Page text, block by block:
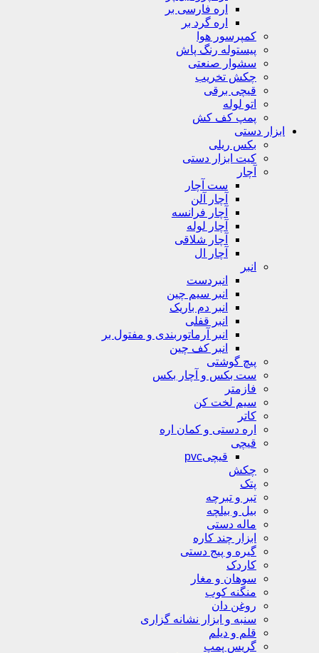
اره فارسی بر
اره گرد بر
کمپرسور هوا
پیستوله رنگ پاش
سشوار صنعتی
چکش تخریب
قیچی برقی
اتو لوله
پمپ کف کش
ابزار دستی
بکس ریلی
کیت ابزار دستی
آچار
ست آچار
آچار آلن
آچار فرانسه
آچار لوله
آچار شلاقی
آچار ال
انبر
انبردست
انبر سیم چین
انبر دم باریک
انبر قفلی
انبر آرماتوربندی و مفتول بر
انبر کف چین
پیچ گوشتی
ست بکس و آچار بکس
فازمتر
سیم لخت کن
کاتر
اره دستی و کمان اره
قیچی
قیچیpvc
چکش
پتک
تبر و تبرچه
بیل و بیلچه
ماله دستی
ابزار چند کاره
گیره و پیج دستی
کاردک
سوهان و مغار
منگنه کوب
روغن دان
سنبه و ابزار نشانه گزاری
قلم و دیلم
گریس پمپ